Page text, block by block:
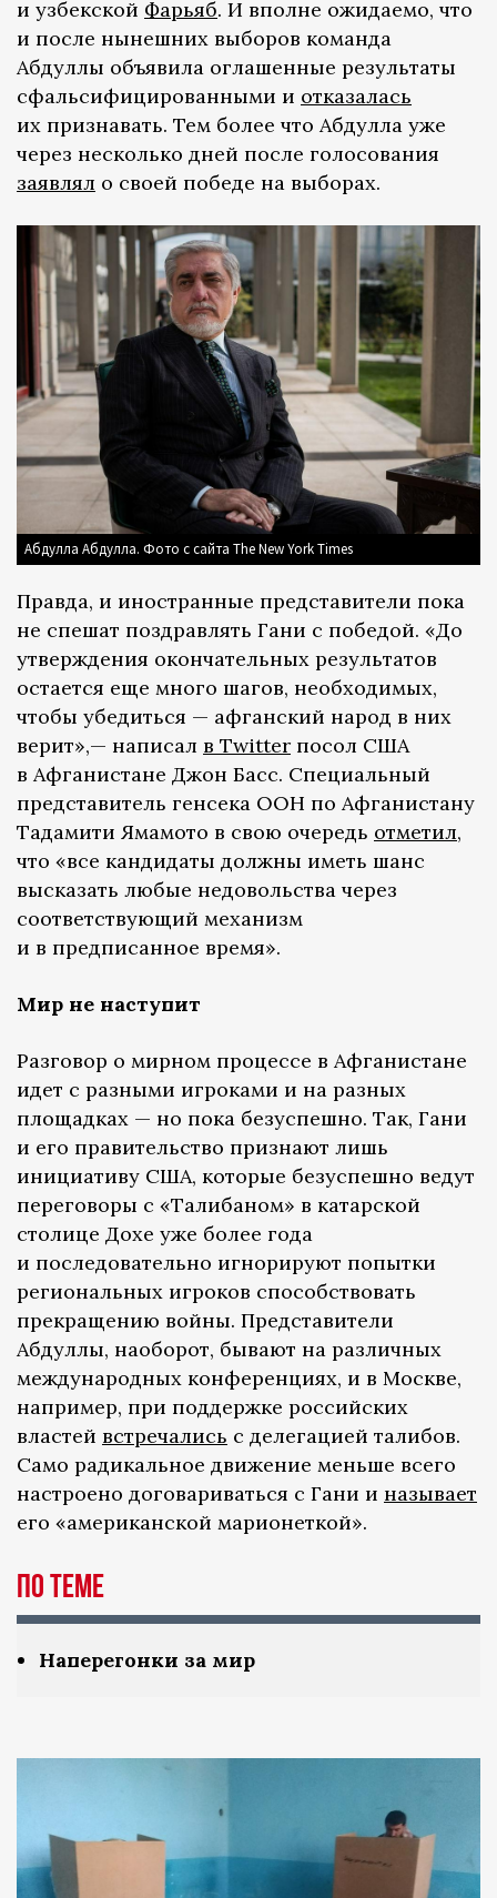
и узбекской Фарьяб. И вполне ожидаемо, что
и после нынешних выборов команда
Абдуллы объявила оглашенные результаты
сфальсифицированными и отказалась
их признавать. Тем более что Абдулла уже
через несколько дней после голосования
заявлял о своей победе на выборах.
Абдулла Абдулла. Фото с сайта The New York Times
Правда, и иностранные представители пока
не спешат поздравлять Гани с победой. «До
утверждения окончательных результатов
остается еще много шагов, необходимых,
чтобы убедиться — афганский народ в них
верит»,— написал в Twitter посол США
в Афганистане Джон Басс. Специальный
представитель генсека ООН по Афганистану
Тадамити Ямамото в свою очередь отметил,
что «все кандидаты должны иметь шанс
высказать любые недовольства через
соответствующий механизм
и в предписанное время».
Мир не наступит
Разговор о мирном процессе в Афганистане
идет с разными игроками и на разных
площадках — но пока безуспешно. Так, Гани
и его правительство признают лишь
инициативу США, которые безуспешно ведут
переговоры с «Талибаном» в катарской
столице Дохе уже более года
и последовательно игнорируют попытки
региональных игроков способствовать
прекращению войны. Представители
Абдуллы, наоборот, бывают на различных
международных конференциях, и в Москве,
например, при поддержке российских
властей встречались с делегацией талибов.
Само радикальное движение меньше всего
настроено договариваться с Гани и называет
его «американской марионеткой».
По теме
Наперегонки за мир